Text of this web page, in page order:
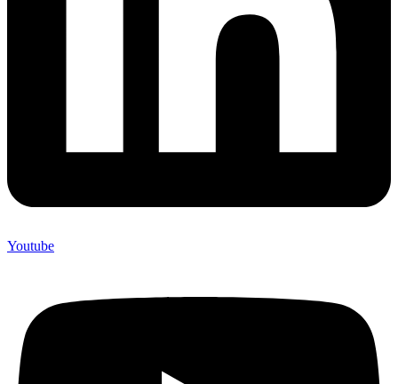
Youtube